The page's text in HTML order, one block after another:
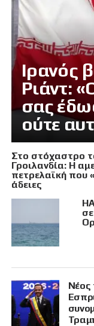
Ιρανός
Ριάντ:
σας
ούτε
Στο στόχαστρο
Γροιλανδία: Η
πετρελαϊκή που
άδειες
Νέος